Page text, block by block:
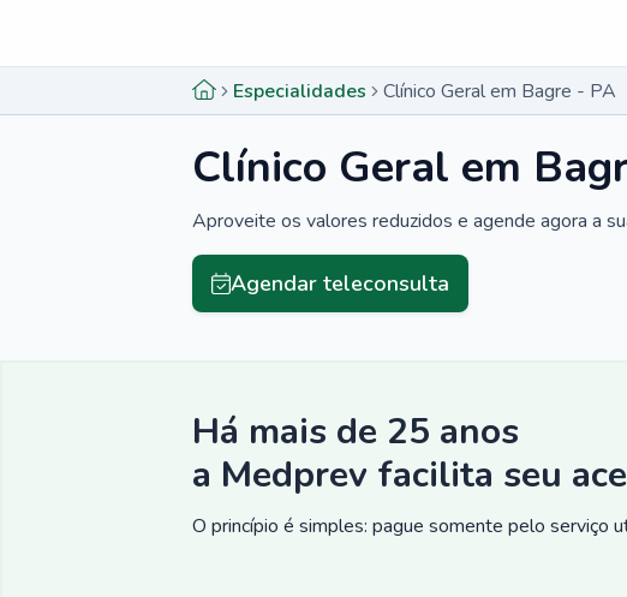
Especialidades Clínico Geral em Bagre - PA
Clínico Geral em
Aproveite os valores reduzidos e agende agora a
Agendar teleconsulta
Há mais de 25 anos
a Medprev facilita seu
O princípio é simples: pague somente pelo serviço